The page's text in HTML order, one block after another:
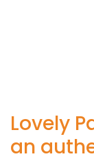
Lovely
an